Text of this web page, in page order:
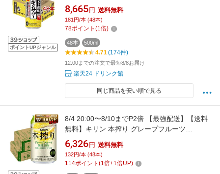
ポイントUPジャンル
レモンサワー】[レモンサワー 缶チューハイ]
8,665 円 送料無料
181円/本 (48本)
78ポイント (1倍)
48本 500ml
4.71(174件)
12:00までの注文で最短8/8お届け
楽天24 ドリンク館
同じ商品を安い順で見る
8/4 20:00〜8/10までP2倍 【最強配送】【送料
無料】キリン 本搾り グレープフルーツ
350ml×2ケース/48本 YTR syn
6,326 円 送料無料
132円/本 (48本)
114ポイント (1倍+1倍UP)